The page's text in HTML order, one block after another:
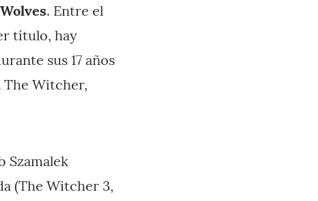
. Entre el
título, hay
sus 17 años
The Witcher,
Szamalek
(The Witcher 3,